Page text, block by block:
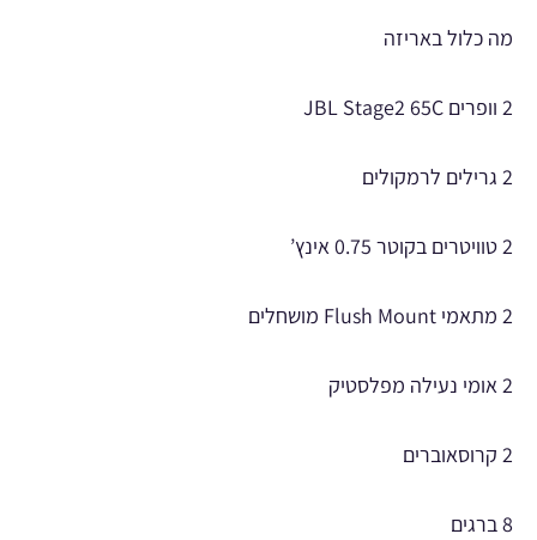
מה כלול באריזה
2 וופרים JBL Stage2 65C
2 גרילים לרמקולים
2 טוויטרים בקוטר 0.75 אינץ’
2 מתאמי Flush Mount מושחלים
2 אומי נעילה מפלסטיק
2 קרוסאוברים
8 ברגים